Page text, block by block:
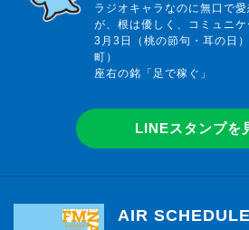
ラジオキャラなのに無口で
が、根は優しく、コミュニ
3月3日（桃の節句・耳の日
町）
座右の銘「足で稼ぐ」
LINEスタンプを
AIR SCHEDULE